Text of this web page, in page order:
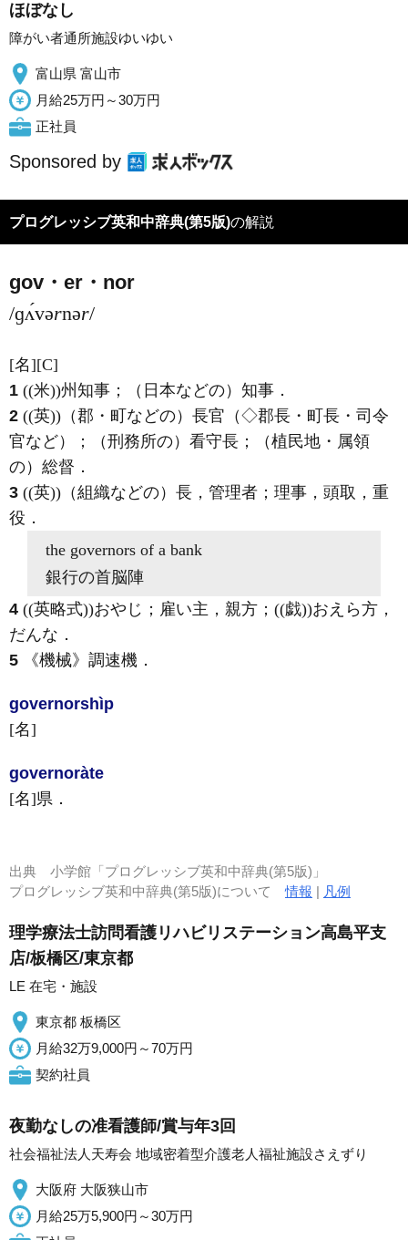
ほぼなし
障がい者通所施設ゆいゆい
富山県 富山市
月給25万円～30万円
正社員
Sponsored by
プログレッシブ英和中辞典(第5版)の解説
gov・er・nor
/ɡʌ́vərnər/
[名][C]
1 ((米))州知事；（日本などの）知事 ．
2 ((英))（郡・町などの）長官（◇郡長・町長・司令
官など）；（刑務所の）看守長；（植民地・属領
の）総督 ．
3 ((英))（組織などの）長，管理者；理事，頭取，重
役 ．
the governors of a bank
銀行の首脳陣
4 ((英略式))おやじ；雇い主，親方；((戯))おえら方，
だんな ．
5
《機械》 調速機 ．
governorshìp
[名]
governoràte
[名]県 ．
出典 小学館「プログレッシブ英和中辞典(第5版)」
プログレッシブ英和中辞典(第5版)について情報 | 凡例
理学療法士訪問看護リハビリステーション高島平支
店/板橋区/東京都
LE 在宅・施設
東京都 板橋区
月給32万9,000円～70万円
契約社員
夜勤なしの准看護師/賞与年3回
社会福祉法人天寿会 地域密着型介護老人福祉施設さえずり
大阪府 大阪狭山市
月給25万5,900円～30万円